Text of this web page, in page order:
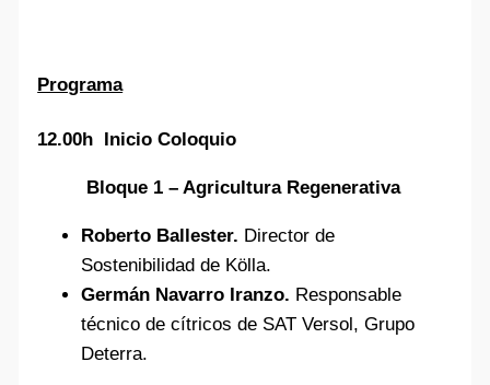
Programa
12.00h Inicio Coloquio
Bloque 1 – Agricultura Regenerativa
Roberto Ballester. Director de
Sostenibilidad de Kölla.
Germán Navarro Iranzo. Responsable
técnico de cítricos de SAT Versol, Grupo
Deterra.